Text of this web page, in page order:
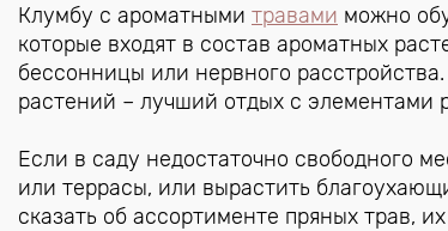
Клумбу с ароматными травами можно
которые входят в состав ароматных
бессонницы или нервного
растений – лучший отдых с элементами
Если в саду недостаточно свободного
или террасы, или вырастить
сказать об ассортименте пряных трав,